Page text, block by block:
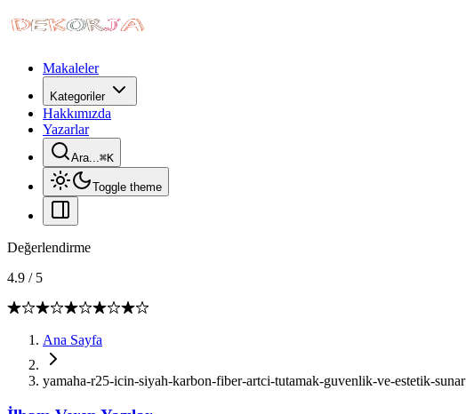
Makaleler
Kategoriler
Hakkımızda
Yazarlar
Ara...⌘K
Toggle theme
Değerlendirme
4.9 / 5
Ana Sayfa
yamaha-r25-icin-siyah-karbon-fiber-artci-tutamak-guvenlik-ve-estetik-sunar